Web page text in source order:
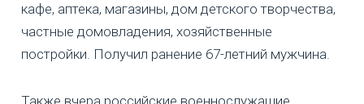
кафе, аптека, магазины, дом детского творчества,
частные домовладения, хозяйственные
постройки. Получил ранение 67-летний мужчина.